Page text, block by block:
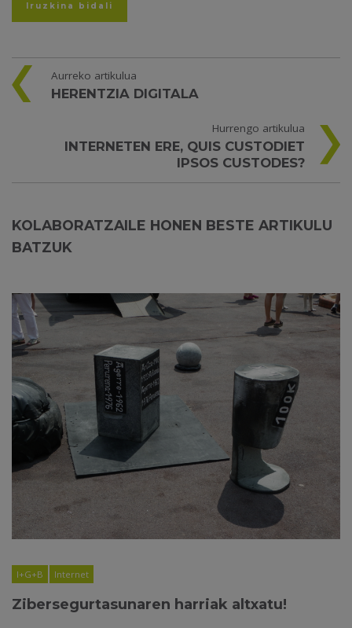
Aurreko artikulua
HERENTZIA DIGITALA
Hurrengo artikulua
INTERNETEN ERE, QUIS CUSTODIET
IPSOS CUSTODES?
KOLABORATZAILE HONEN BESTE ARTIKULU
BATZUK
I+G+B Internet
Zibersegurtasunaren harriak altxatu!